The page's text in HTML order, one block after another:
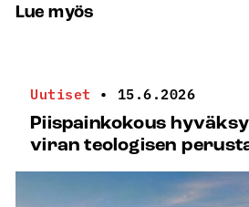
Lue myös
Uutiset • 15.6.2026
Piispainkokous
viran teologisen